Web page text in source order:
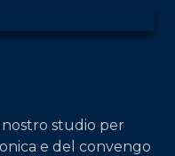
studio per
e del convengo